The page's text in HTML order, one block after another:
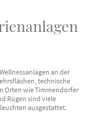
an der
technische
Orten wie Timmendorfer
Rügen sind viele
ausgestattet.